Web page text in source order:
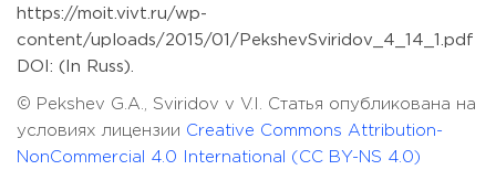
https://moit.vivt.ru/wp-
content/uploads/2015/01/PekshevSviridov_4_14_1.pdf
DOI: (In Russ).
© Pekshev G.A., Sviridov v V.I. Статья опубликована на
условиях лицензии Creative Commons Attribution-
NonCommercial 4.0 International (CC BY-NS 4.0)